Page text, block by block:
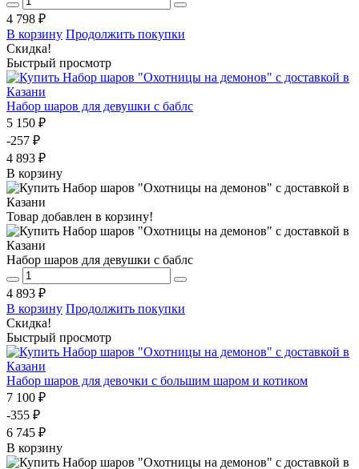
4 798 ₽
В корзину Продолжить покупки
Скидка!
Быстрый просмотр
Набор шаров для девушки с баблс
5 150 ₽
-257 ₽
4 893 ₽
В корзину
Товар добавлен в корзину!
Набор шаров для девушки с баблс
4 893 ₽
В корзину Продолжить покупки
Скидка!
Быстрый просмотр
Набор шаров для девочки с большим шаром и котиком
7 100 ₽
-355 ₽
6 745 ₽
В корзину